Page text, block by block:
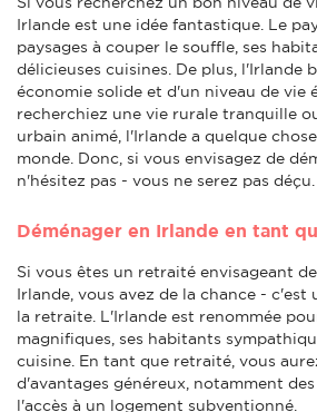
Irlande est une idée fantastique. Le
paysages à couper le souffle, ses
délicieuses cuisines. De plus, l'Irlande
économie solide et d'un niveau de vie
recherchiez une vie rurale tranquille
urbain animé, l'Irlande a quelque
monde. Donc, si vous envisagez de
n'hésitez pas - vous ne serez pas déçu.
Déménager en Irlande en tant
Si vous êtes un retraité envisageant
Irlande, vous avez de la chance -
la retraite. L'Irlande est renommée
magnifiques, ses habitants
cuisine. En tant que retraité, vous
d'avantages généreux, notamment
l'accès à un logement subventionné.